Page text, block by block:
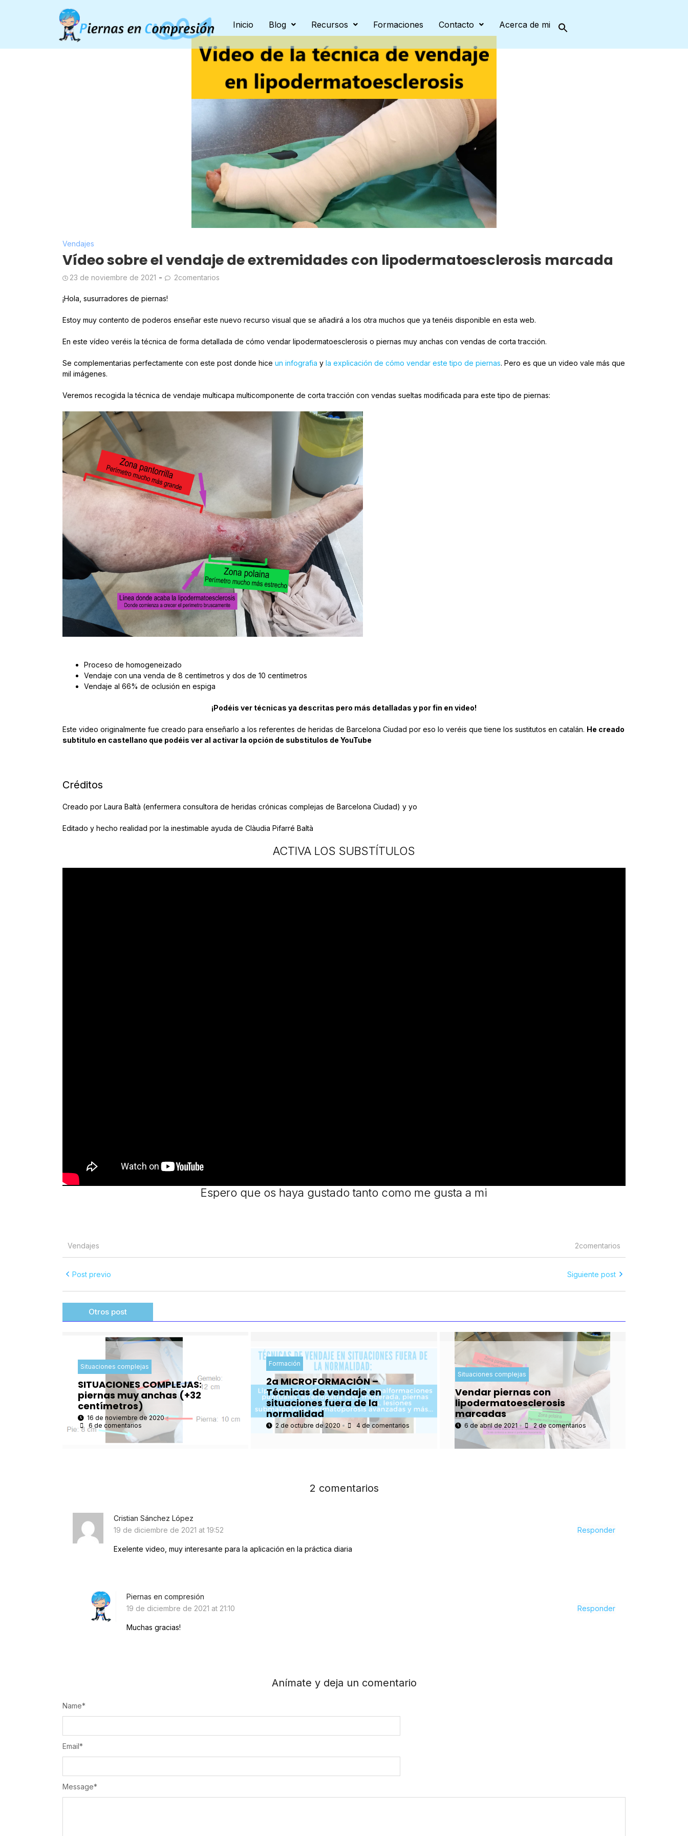
Inicio Blog Recursos Formaciones Contacto Acerca de mi
Vendajes
Vídeo sobre el vendaje de extremidades con lipodermatoesclerosis marcada
23 de noviembre de 2021 2comentarios
¡Hola, susurradores de piernas!
Estoy muy contento de poderos enseñar este nuevo recurso visual que se añadirá a los otra muchos que ya tenéis disponible en esta web.
En este vídeo veréis la técnica de forma detallada de cómo vendar lipodermatoesclerosis o piernas muy anchas con vendas de corta tracción.
Se complementarias perfectamente con este post donde hice un infografia y la explicación de cómo vendar este tipo de piernas. Pero es que un video vale más que
mil imágenes.
Veremos recogida la técnica de vendaje multicapa multicomponente de corta tracción con vendas sueltas modificada para este tipo de piernas:
Proceso de homogeneizado
Vendaje con una venda de 8 centímetros y dos de 10 centímetros
Vendaje al 66% de oclusión en espiga
¡Podéis ver técnicas ya descritas pero más detalladas y por fin en video!
Este video originalmente fue creado para enseñarlo a los referentes de heridas de Barcelona Ciudad por eso lo veréis que tiene los sustitutos en catalán. He creado
subtitulo en castellano que podéis ver al activar la opción de substitulos de YouTube
Créditos
Creado por Laura Baltà (enfermera consultora de heridas crónicas complejas de Barcelona Ciudad) y yo
Editado y hecho realidad por la inestimable ayuda de Clàudia Pifarré Baltà
ACTIVA LOS SUBSTÍTULOS
Espero que os haya gustado tanto como me gusta a mi
Vendajes 2comentarios
Post previo Siguiente post
Otros post
Situaciones complejas
SITUACIONES COMPLEJAS:
piernas muy anchas (+32
centímetros)
16 de noviembre de 2020 •
6 de comentarios
Formación
2a MICROFORMACIÓN –
Técnicas de vendaje en
situaciones fuera de la
normalidad
2 de octubre de 2020 • 4 de comentarios
Situaciones complejas
Vendar piernas con
lipodermatoesclerosis
marcadas
6 de abril de 2021 • 2 de comentarios
2 comentarios
Cristian Sánchez López
19 de diciembre de 2021 at 19:52
Responder
Exelente video, muy interesante para la aplicación en la práctica diaria
Piernas en compresión
19 de diciembre de 2021 at 21:10
Responder
Muchas gracias!
Anímate y deja un comentario
Message*
Name*
Email*